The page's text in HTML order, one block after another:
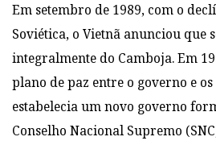
Em setembro de 1989, com o
Soviética, o Vietnã anunciou que
integralmente do Camboja. Em
plano de paz entre o governo e
estabelecia um novo governo
Conselho Nacional Supremo